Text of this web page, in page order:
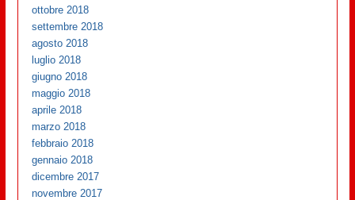
ottobre 2018
settembre 2018
agosto 2018
luglio 2018
giugno 2018
maggio 2018
aprile 2018
marzo 2018
febbraio 2018
gennaio 2018
dicembre 2017
novembre 2017